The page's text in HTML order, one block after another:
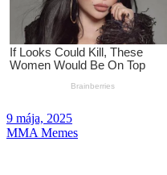
9 mája, 2025
MMA Memes